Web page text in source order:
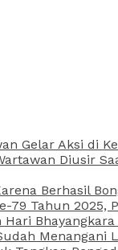
Gelar Aksi di
Diusir
Berhasil
79 Tahun 2025,
Hari
Menangani